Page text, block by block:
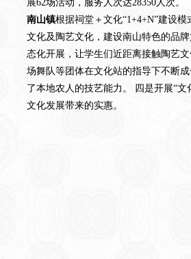
展62场活动 ，服务人次达28350人次。
南山镇根据祠堂＋文化“1+4+N”建设
文化及陶艺文化，建设南山特色的品
态化开展，让学生们近距离接触陶艺
场舞队等团体在文化站的指导下不断
了本地农人的技艺能力 。 四是开展“文
文化发展带来的实惠。